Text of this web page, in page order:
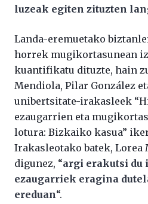
luzeak egiten zituzten
Landa-eremuetako
horrek mugikortasunean
kuantifikatu dituzte, hain
Mendiola, Pilar González
unibertsitate-irakasleek
ezaugarrien eta
lotura: Bizkaiko kasua”
Irakasleotako batek, Lorea
digunez, “argi erakutsi
ezaugarriek eragina
ereduan“.